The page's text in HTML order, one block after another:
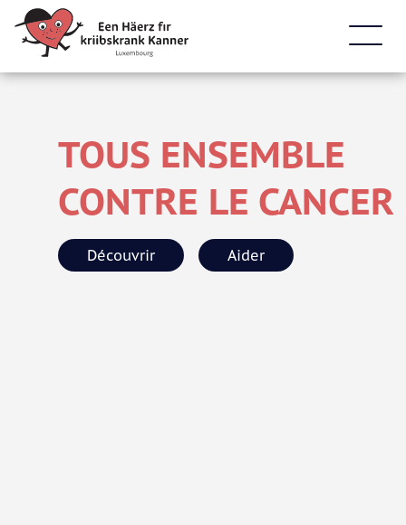
TOUS ENSEMBLE
CONTRE LE CANCER
Découvrir Aider